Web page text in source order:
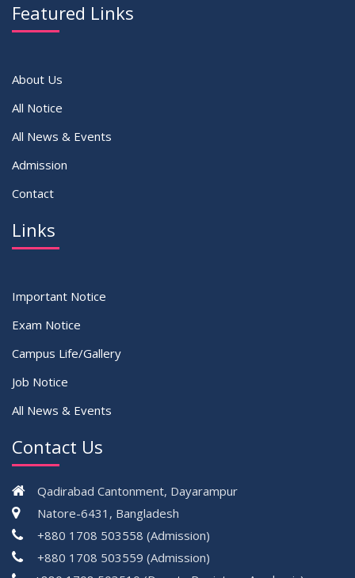
Featured Links
About Us
All Notice
All News & Events
Admission
Contact
Links
Important Notice
Exam Notice
Campus Life/Gallery
Job Notice
All News & Events
Contact Us
Qadirabad Cantonment, Dayarampur
Natore-6431, Bangladesh
+880 1708 503558 (Admission)
+880 1708 503559 (Admission)